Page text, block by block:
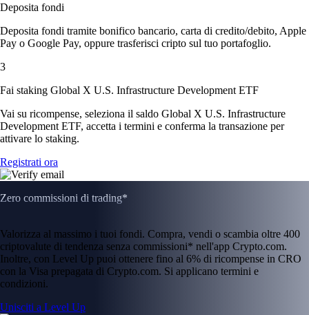
Deposita fondi
Deposita fondi tramite bonifico bancario, carta di credito/debito, Apple
Pay o Google Pay, oppure trasferisci cripto sul tuo portafoglio.
3
Fai staking Global X U.S. Infrastructure Development ETF
Vai su ricompense, seleziona il saldo Global X U.S. Infrastructure
Development ETF, accetta i termini e conferma la transazione per
attivare lo staking.
Registrati ora
Zero commissioni di trading*
Valorizza al massimo i tuoi fondi. Compra, vendi o scambia oltre 400
criptovalute di tendenza senza commissioni* nell'app Crypto.com.
Inoltre, con Level Up puoi ottenere fino al 6% di ricompense in CRO
con la Visa prepagata di Crypto.com. Si applicano termini e
condizioni.
Unisciti a Level Up